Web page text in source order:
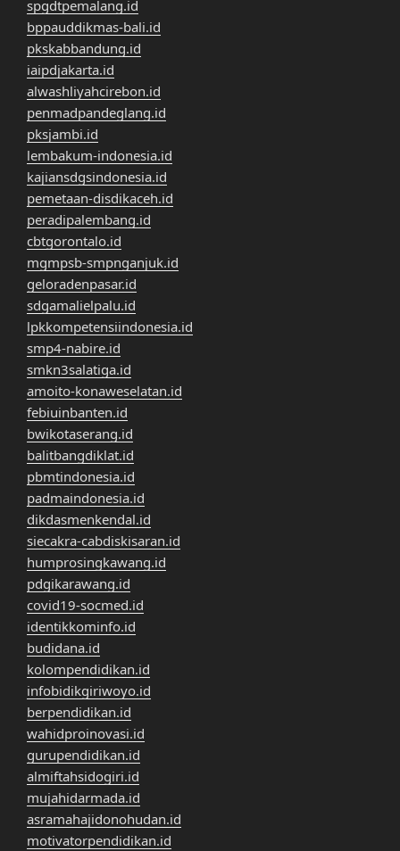
spgdtpemalang.id
bppauddikmas-bali.id
pkskabbandung.id
iaipdjakarta.id
alwashliyahcirebon.id
penmadpandeglang.id
pksjambi.id
lembakum-indonesia.id
kajiansdgsindonesia.id
pemetaan-disdikaceh.id
peradipalembang.id
cbtgorontalo.id
mgmpsb-smpnganjuk.id
geloradenpasar.id
sdgamalielpalu.id
lpkkompetensiindonesia.id
smp4-nabire.id
smkn3salatiga.id
amoito-konaweselatan.id
febiuinbanten.id
bwikotaserang.id
balitbangdiklat.id
pbmtindonesia.id
padmaindonesia.id
dikdasmenkendal.id
siecakra-cabdiskisaran.id
humprosingkawang.id
pdgikarawang.id
covid19-socmed.id
identikkominfo.id
budidana.id
kolompendidikan.id
infobidikgiriwoyo.id
berpendidikan.id
wahidproinovasi.id
gurupendidikan.id
almiftahsidogiri.id
mujahidarmada.id
asramahajidonohudan.id
motivatorpendidikan.id